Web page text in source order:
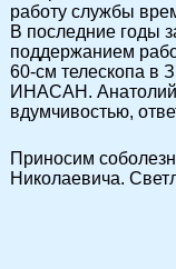
работу службы
В последние годы
поддержанием
60-см телескопа в
ИНАСАН. Анатолий
вдумчивостью,
Приносим
Николаевича.